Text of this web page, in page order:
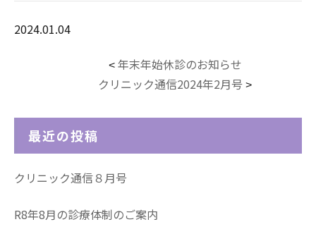
2024.01.04
< 年末年始休診のお知らせ
クリニック通信2024年2月号 >
最近の投稿
クリニック通信８月号
R8年8月の診療体制のご案内